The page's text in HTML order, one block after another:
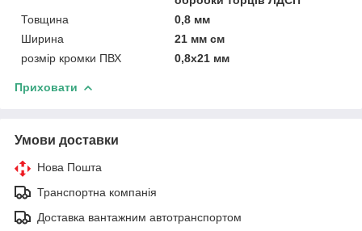
Товщина
0,8 мм
Ширина
21 мм см
розмір кромки ПВХ
0,8х21 мм
Приховати
Умови доставки
Нова Пошта
Транспортна компанія
Доставка вантажним автотранспортом